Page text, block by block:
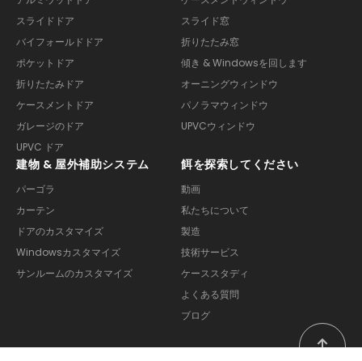
スライドドア
バイフォールドドア
ポケットドア
折りたたみドア
ケースメントドア
ガレージのドア
UPVC ドア
スライド窓
折りたたみ窓
傾き & Windowsを回します
オーニングウィンドウ
パノラマウィンドウ
UPVCウィンドウ
建物 & 屋外補助システム
パーゴラ
カーテン
ドアのカスタマイズ
Windowsカスタマイズ
サンルームのカスタマイズ
餌を探索してください
動画
私たちについて
製造
技術サービス
ケーススタディ
よくある質問
ブログ